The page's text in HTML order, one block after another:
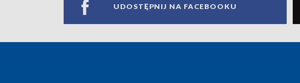
UDOSTĘPNIJ NA FACEBOOKU